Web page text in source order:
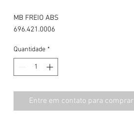
MB FREIO ABS
696.421.0006
Quantidade *
Entre em contato para comprar